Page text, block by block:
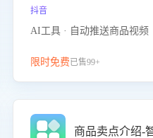
抖音
AI工具 · 自动推送商品视频
限时免费已售99+
商品卖点介绍-